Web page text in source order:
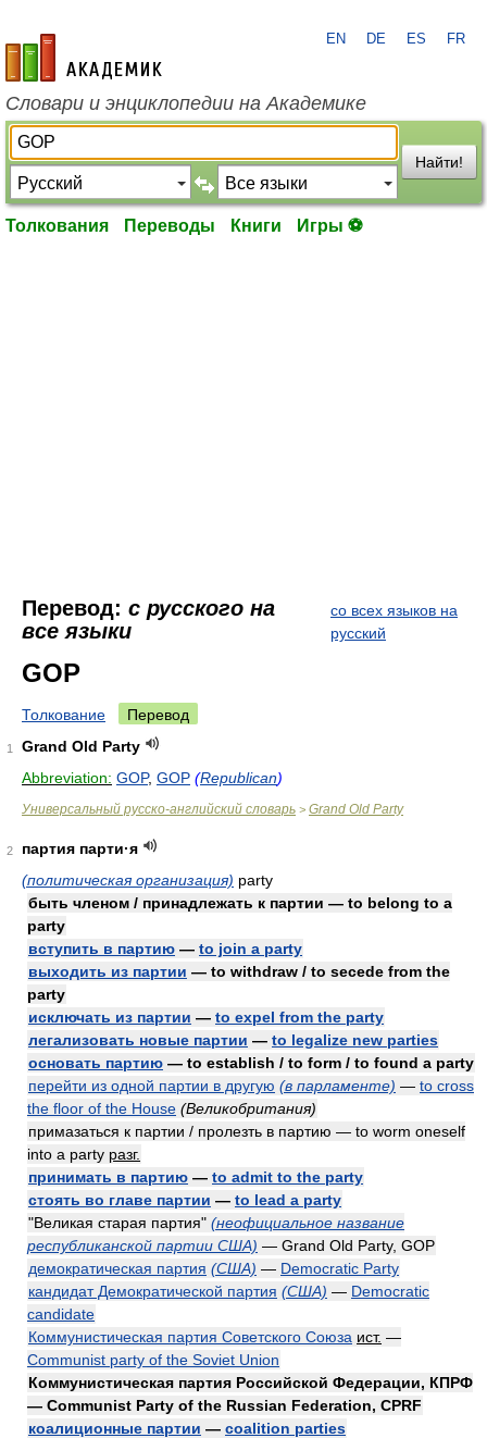
academic.ru
EN DE ES FR
Словари и энциклопедии на Академике
Найти!
Толкования Переводы Книги Игры ⚽
Перевод: с русского на
все языки
со всех языков на
русский
GOP
Толкование Перевод
1
Grand Old Party
Abbreviation: GOP, GOP (Republican)
Универсальный русско-английский словарь > Grand Old Party
2
партия парти·я
(политическая организация) party
быть членом / принадлежать к партии — to belong to a
party
вступить в партию — to join a party
выходить из партии — to withdraw / to secede from the
party
исключать из партии — to expel from the party
легализовать новые партии — to legalize new parties
основать партию — to establish / to form / to found a party
перейти из одной партии в другую (в парламенте) — to cross
the floor of the House (Великобритания)
примазаться к партии / пролезть в партию — to worm oneself
into a party разг.
принимать в партию — to admit to the party
стоять во главе партии — to lead a party
"Великая старая партия" (неофициальное название
республиканской партии США) — Grand Old Party, GOP
демократическая партия (США) — Democratic Party
кандидат Демократической партия (США) — Democratic
candidate
Коммунистическая партия Советского Союза ист. —
Communist party of the Soviet Union
Коммунистическая партия Российской Федерации, КПРФ
— Communist Party of the Russian Federation, CPRF
коалиционные партии — coalition parties